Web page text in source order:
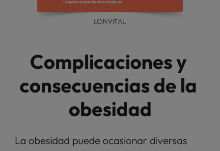
Complicaciones y
consecuencias de la
obesidad
La obesidad puede ocasionar diversas